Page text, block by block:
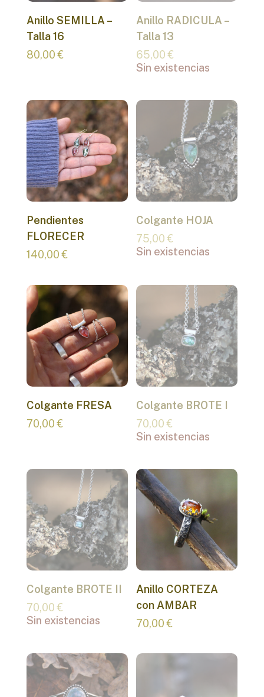
Anillo SEMILLA –
Talla 16
80,00€
Anillo RADICULA –
Talla 13
65,00€
Sin existencias
Pendientes
FLORECER
140,00€
Colgante HOJA
75,00€
Sin existencias
Colgante FRESA
70,00€
Colgante BROTE I
70,00€
Sin existencias
Colgante BROTE II
70,00€
Sin existencias
Anillo CORTEZA
con AMBAR
70,00€